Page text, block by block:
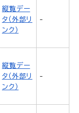
縦覧デー
タ（外部リ
ンク）
-
縦覧デー
タ（外部リ
ンク）
-